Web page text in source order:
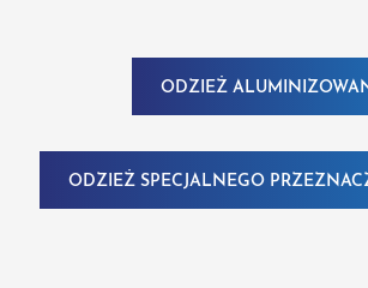
ODZIEŻ
ODZIEŻ SPECJALNEGO